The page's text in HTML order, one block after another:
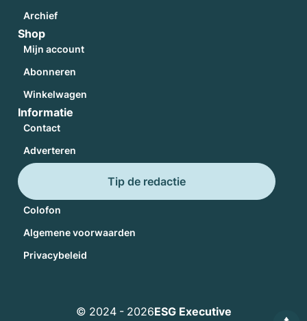
Archief
Shop
Mijn account
Abonneren
Winkelwagen
Informatie
Contact
Adverteren
Tip de redactie
Colofon
Algemene voorwaarden
Privacybeleid
© 2024 - 2026ESG Executive